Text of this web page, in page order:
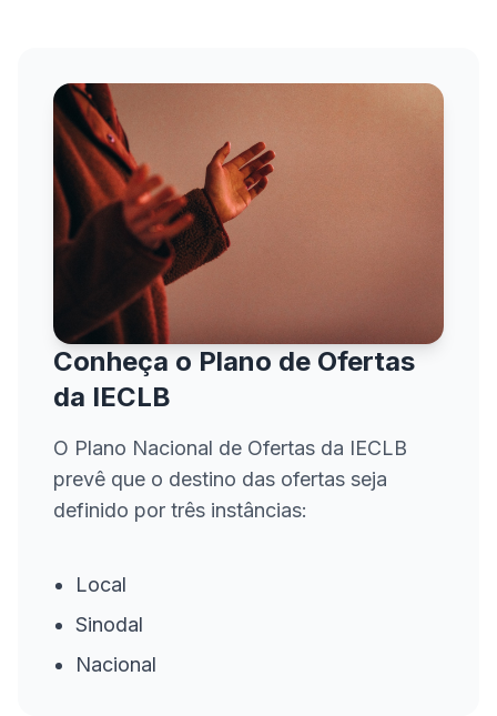
Conheça o Plano de Ofertas
da IECLB
O Plano Nacional de Ofertas da IECLB
prevê que o destino das ofertas seja
definido por três instâncias:
Local
Sinodal
Nacional